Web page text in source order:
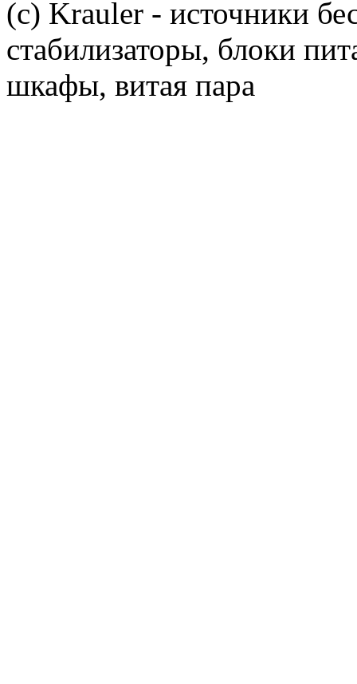
(c) Krauler - источники
стабилизаторы, блоки
шкафы, витая пара